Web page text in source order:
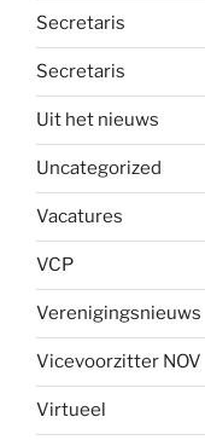
Secretaris
Secretaris
Uit het nieuws
Uncategorized
Vacatures
VCP
Verenigingsnieuws
Vicevoorzitter NOV
Virtueel